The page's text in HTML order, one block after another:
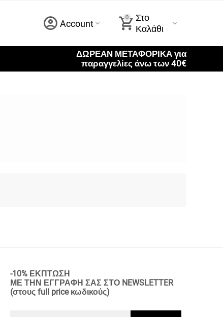
Account
0
Στο
Καλάθι
ΔΩΡΕΑΝ ΜΕΤΑΦΟΡΙΚΑ για
παραγγελίες άνω των 40€
-10% ΕΚΠΤΩΣΗ
ΜΕ ΤΗΝ ΕΓΓΡΑΦΗ ΣΑΣ ΣΤΟ NEWSLETTER
(στους full price κωδικούς)